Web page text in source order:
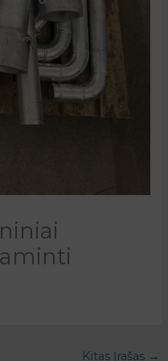
Kitas Įrašas →